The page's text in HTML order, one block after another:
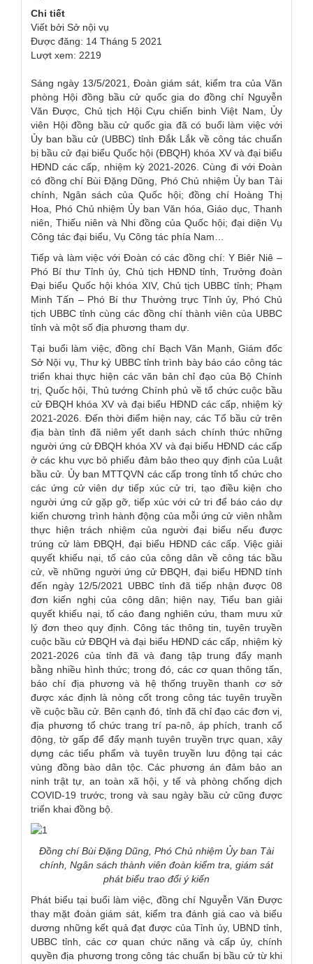
Chi tiết
Viết bởi Sở nội vụ
Được đăng: 14 Tháng 5 2021
Lượt xem: 2219
Sáng ngày 13/5/2021, Đoàn giám sát, kiểm tra của Văn
phòng Hội đồng bầu cử quốc gia do đồng chí Nguyễn
Văn Được, Chủ tịch Hội Cựu chiến binh Việt Nam, Ủy
viên Hội đồng bầu cử quốc gia đã có buổi làm việc với
Ủy ban bầu cử (UBBC) tỉnh Đắk Lắk về công tác chuẩn
bị bầu cử đại biểu Quốc hội (ĐBQH) khóa XV và đại biểu
HĐND các cấp, nhiệm kỳ 2021-2026. Cùng đi với Đoàn
có đồng chí Bùi Đặng Dũng, Phó Chủ nhiệm Ủy ban Tài
chính, Ngân sách của Quốc hội; đồng chí Hoàng Thị
Hoa, Phó Chủ nhiệm Ủy ban Văn hóa, Giáo dục, Thanh
niên, Thiếu niên và Nhi đồng của Quốc hội; đại diện Vụ
Công tác đại biểu, Vụ Công tác phía Nam…
Tiếp và làm việc với Đoàn có các đồng chí: Y Biêr Niê –
Phó Bí thư Tỉnh ủy, Chủ tịch HĐND tỉnh, Trưởng đoàn
Đại biểu Quốc hội khóa XIV, Chủ tịch UBBC tỉnh; Phạm
Minh Tấn – Phó Bí thư Thường trực Tỉnh ủy, Phó Chủ
tịch UBBC tỉnh cùng các đồng chí thành viên của UBBC
tỉnh và một số địa phương tham dự.
Tại buổi làm việc, đồng chí Bạch Văn Mạnh, Giám đốc
Sở Nội vụ, Thư ký UBBC tỉnh trình bày báo cáo công tác
triển khai thực hiện các văn bản chỉ đạo của Bộ Chính
trị, Quốc hội, Thủ tướng Chính phủ về tổ chức cuộc bầu
cử ĐBQH khóa XV và đại biểu HĐND các cấp, nhiệm kỳ
2021-2026. Đến thời điểm hiện nay, các Tổ bầu cử trên
địa bàn tỉnh đã niêm yết danh sách chính thức những
người ứng cử ĐBQH khóa XV và đại biểu HĐND các cấp
ở các khu vực bỏ phiếu đảm bảo theo quy định của Luật
bầu cử. Ủy ban MTTQVN các cấp trong tỉnh tổ chức cho
các ứng cử viên dự tiếp xúc cử tri, tạo điều kiện cho
người ứng cử gặp gỡ, tiếp xúc với cử tri để báo cáo dự
kiến chương trình hành động của mỗi ứng cử viên nhằm
thực hiện trách nhiệm của người đại biểu nếu được
trúng cử làm ĐBQH, đại biểu HĐND các cấp. Việc giải
quyết khiếu nại, tố cáo của công dân về công tác bầu
cử, về những người ứng cử ĐBQH, đại biểu HĐND tính
đến ngày 12/5/2021 UBBC tỉnh đã tiếp nhận được 08
đơn kiến nghị của công dân; hiện nay, Tiểu ban giải
quyết khiếu nại, tố cáo đang nghiên cứu, tham mưu xử
lý đơn theo quy định. Công tác thông tin, tuyên truyền
cuộc bầu cử ĐBQH và đại biểu HĐND các cấp, nhiệm kỳ
2021-2026 của tỉnh đã và đang tập trung đẩy mạnh
bằng nhiều hình thức; trong đó, các cơ quan thông tấn,
báo chí địa phương và hệ thống truyền thanh cơ sở
được xác định là nòng cốt trong công tác tuyên truyền
về cuộc bầu cử. Bên cạnh đó, tỉnh đã chỉ đạo các đơn vị,
địa phương tổ chức trang trí pa-nô, áp phích, tranh cổ
động, tờ gấp để đẩy mạnh tuyên truyền trực quan, xây
dựng các tiểu phẩm và tuyên truyền lưu động tại các
vùng đồng bào dân tộc. Các phương án đảm bảo an
ninh trật tự, an toàn xã hội, y tế và phòng chống dịch
COVID-19 trước, trong và sau ngày bầu cử cũng được
triển khai đồng bộ.
Đồng chí Bùi Đặng Dũng, Phó Chủ nhiệm Ủy ban Tài
chính, Ngân sách thành viên đoàn kiểm tra, giám sát
phát biểu trao đổi ý kiến
Phát biểu tại buổi làm việc, đồng chí Nguyễn Văn Được
thay mặt đoàn giám sát, kiểm tra đánh giá cao và biểu
dương những kết quả đạt được của Tỉnh ủy, UBND tỉnh,
UBBC tỉnh, các cơ quan chức năng và cấp ủy, chính
quyền địa phương trong công tác chuẩn bị bầu cử từ khi